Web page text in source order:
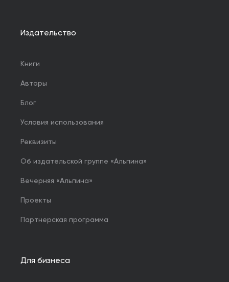
Издательство
Книги
Авторы
Блог
Условия использования
Реквизиты
Об издательской группе «Альпина»
Вечерняя «Альпина»
Проекты
Партнерская программа
Для бизнеса